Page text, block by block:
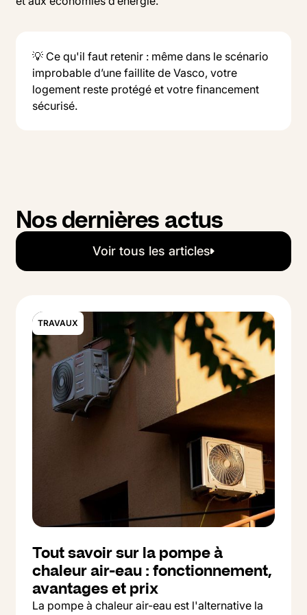
💡 Ce qu'il faut retenir : même dans le scénario
improbable d’une faillite de Vasco, votre
logement reste protégé et votre financement
sécurisé.
Nos dernières actus
Voir tous les articles
TRAVAUX
Tout savoir sur la pompe à
chaleur air-eau : fonctionnement,
avantages et prix
La pompe à chaleur air-eau est l'alternative la